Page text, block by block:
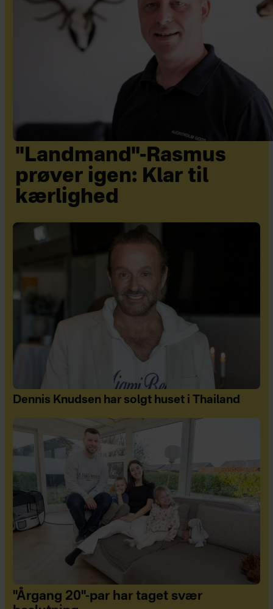
"Landmand"-Rasmus
prøver igen: Klar til
kærlighed
Dennis Knudsen har solgt huset i Thailand
"Årgang 20"-par har taget svær